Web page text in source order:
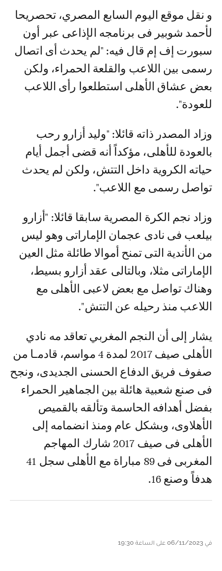
و نقل موقع اليوم السابع المصري، تحصريحا
لأحمد شوبير فى برنامجه الإذاعى عبر أون
سبورت إف إم قال فيه: "لم يحدث أى اتصال
رسمى بين اللاعب والقلعة الحمراء، ولكن
بعض عشاق الأهلى استطلعوا رأى اللاعب
للعودة".
وزاد المصدر ذاته قائلا: "وليد أزارو رحب
بالعودة للأهلى، مؤكداً أنه قضى أجمل أيام
حياته الكروية داخل التتش، ولكن لم يحدث
تواصل رسمى مع اللاعب".
وزاد نجم الكرة المصرية سابقا قائلا: "أزارو
بيلعب فى نادى عجمان الإماراتى وهو ليس
من الأندية التى تمنح أموالا طائلة مثل العين
الإماراتى مثلا، وبالتالى عقد أزارو بسيط،
وهناك تواصل مع بعض لاعبى الأهلى مع
اللاعب منذ رحيله عن التتش".
يشار إلى أن النجم المغربي تعاقد مه نادي
الأهلى صيف 2017 لمدة 4 مواسم، قادمـا من
صفوف فريق الدفاع الحسنى الجديدى، ونجح
فى صنع شعبية هائلة بين الجماهير الحمراء
بفضل أهدافه الحاسمة وتألقه بالقميص
الأهلاوى، وبشكل عام ومنذ انضمامه إلى
الأهلى فى صيف 2017 شارك المهاجم
المغربى فى 89 مباراة مع الأهلى سجل 41
هدفاً وصنع 16.
في 06/11/2023 على الساعة 19:30